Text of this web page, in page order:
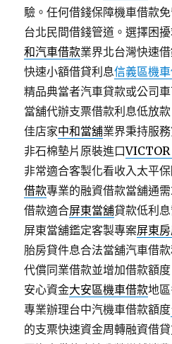
驗。任何借錢保障機車借款
台北民間借錢管道。選擇困
和汽車借款業界北台灣快速
快速小額借貸利息信義區機
精品典當者汽車貸款或公司
當舖代辦支票借款利息低放
佳店家中和當舖業界秉持服
非石棉墊片原裝進口
非常適合客製化看收入太平
借款專業的融資借款當舖通
借款適合屏東當舖貸款低利
屏東當舖鑑定客製專案屏東
胎房貸件息合法當舖汽車借
代償同業借款並增加借款額
安心資金大安區機車借款地
專業辦理台中汽機車借款額度
的支票快速資金周轉融資借